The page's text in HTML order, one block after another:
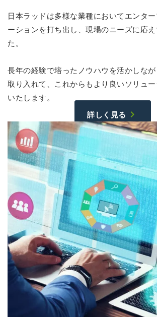
日本ラッドは多様な業種においてエンタ
ーションを打ち出し、現場のニーズに応
た。
長年の経験で培ったノウハウを活かしな
取り入れて、これからもより良いソリュ
いたします。
詳しく見る chevron_right